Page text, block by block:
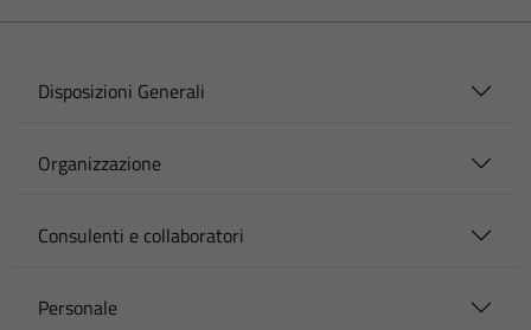
Disposizioni Generali
Organizzazione
Consulenti e collaboratori
Personale